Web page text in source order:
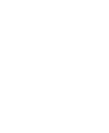
El juicio
Rubiales, a
escuchará al
Las testificales
El relato